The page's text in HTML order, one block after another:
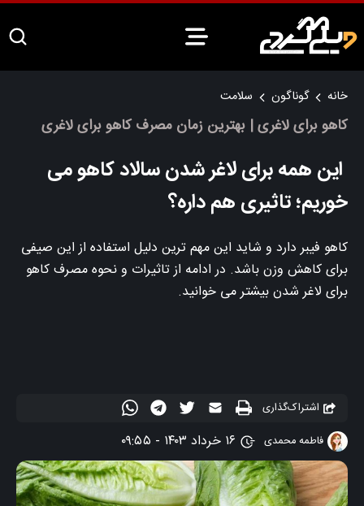
خانه گوناگون سلامت
کاهو برای لاغری | بهترین زمان مصرف کاهو برای لاغری
این همه برای لاغر شدن سالاد کاهو می
خوریم؛ تاثیری هم داره؟
کاهو فیبر دارد و شاید این مهم ترین دلیل استفاده از این صیفی
برای کاهش وزن باشد. در ادامه از تاثیرات و نحوه مصرف کاهو
برای لاغر شدن بیشتر می خوانید.
اشتراک‌گذاری
فاطمه محمدی
۱۶ خرداد ۱۴۰۳ - ۰۹:۵۵